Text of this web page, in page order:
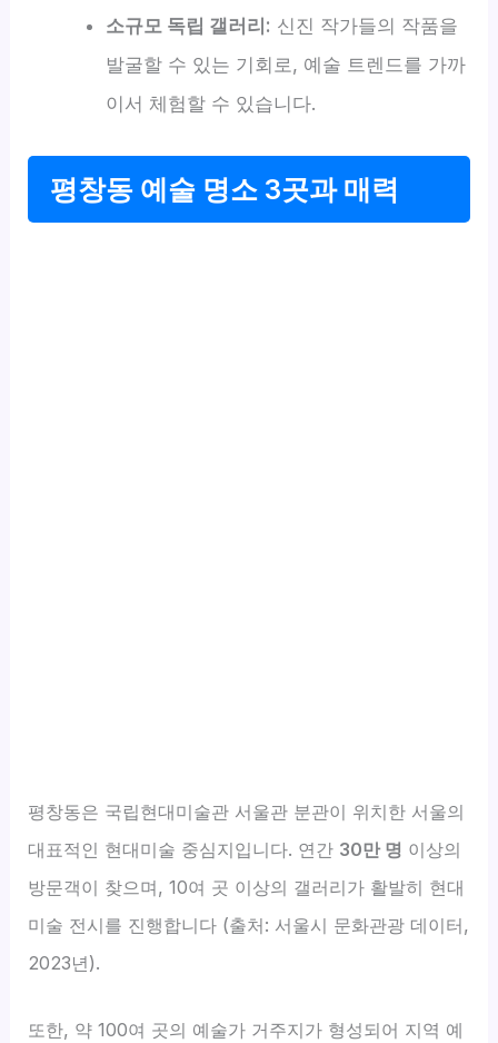
소규모 독립 갤러리: 신진 작가들의 작품을
발굴할 수 있는 기회로, 예술 트렌드를 가까
이서 체험할 수 있습니다.
평창동 예술 명소 3곳과 매력
평창동은 국립현대미술관 서울관 분관이 위치한 서울의
대표적인 현대미술 중심지입니다. 연간 30만 명 이상의
방문객이 찾으며, 10여 곳 이상의 갤러리가 활발히 현대
미술 전시를 진행합니다 (출처: 서울시 문화관광 데이터,
2023년).
또한, 약 100여 곳의 예술가 거주지가 형성되어 지역 예